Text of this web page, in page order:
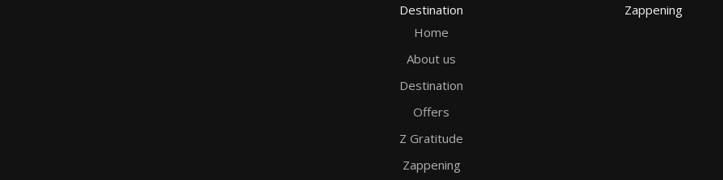
Destination
Home
About us
Destination
Offers
Z Gratitude
Zappening
Zappening